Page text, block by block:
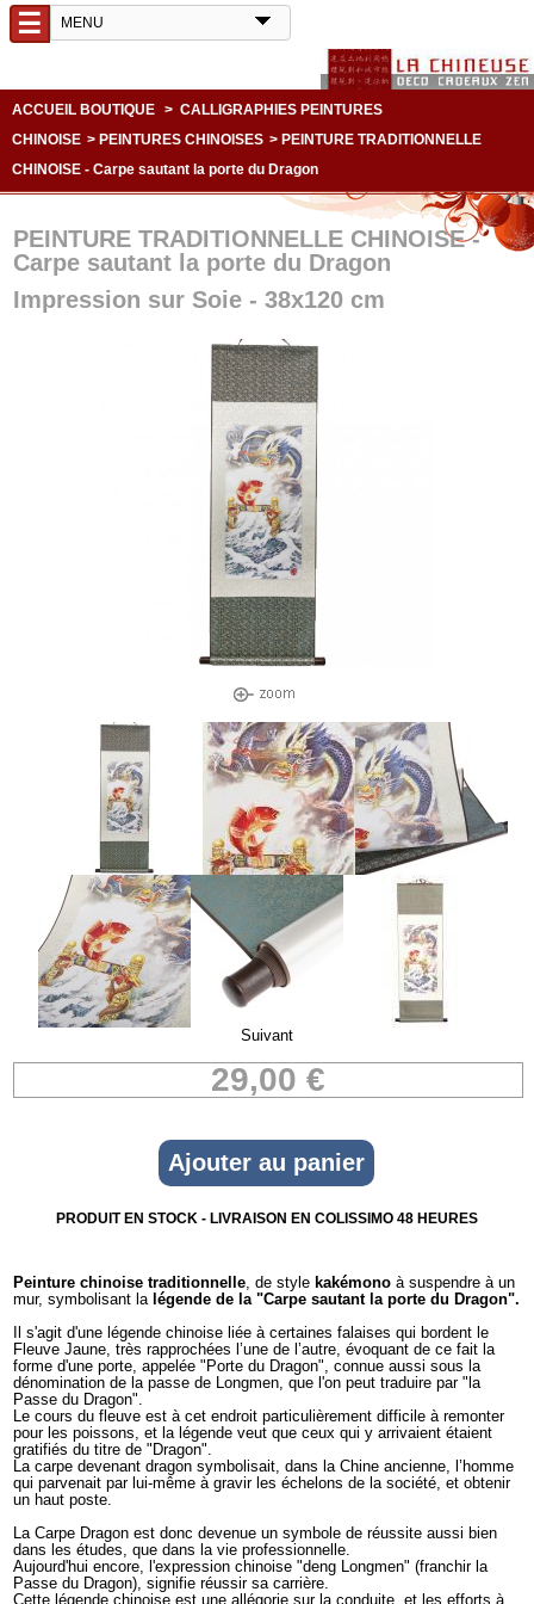
☰
ACCUEIL BOUTIQUE > CALLIGRAPHIES PEINTURES
CHINOISE > PEINTURES CHINOISES > PEINTURE TRADITIONNELLE
CHINOISE - Carpe sautant la porte du Dragon
PEINTURE TRADITIONNELLE CHINOISE -
Carpe sautant la porte du Dragon
Impression sur Soie - 38x120 cm
Suivant
29,00 €
PRODUIT EN STOCK - LIVRAISON EN COLISSIMO 48 HEURES
Peinture chinoise traditionnelle, de style kakémono à suspendre à un
mur, symbolisant la légende de la "Carpe sautant la porte du Dragon".
Il s'agit d'une légende chinoise liée à certaines falaises qui bordent le
Fleuve Jaune, très rapprochées l’une de l’autre, évoquant de ce fait la
forme d'une porte, appelée "Porte du Dragon", connue aussi sous la
dénomination de la passe de Longmen, que l'on peut traduire par "la
Passe du Dragon".
Le cours du fleuve est à cet endroit particulièrement difficile à remonter
pour les poissons, et la légende veut que ceux qui y arrivaient étaient
gratifiés du titre de "Dragon".
La carpe devenant dragon symbolisait, dans la Chine ancienne, l’homme
qui parvenait par lui-même à gravir les échelons de la société, et obtenir
un haut poste.
La Carpe Dragon est donc devenue un symbole de réussite aussi bien
dans les études, que dans la vie professionnelle.
Aujourd'hui encore, l'expression chinoise "deng Longmen" (franchir la
Passe du Dragon), signifie réussir sa carrière.
Cette légende chinoise est une allégorie sur la conduite, et les efforts à